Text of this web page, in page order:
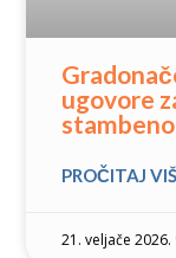
ugovore
PROČITAJ
21. veljače 2026.